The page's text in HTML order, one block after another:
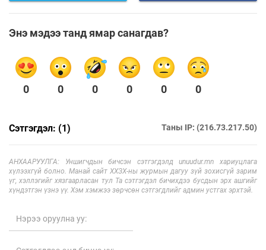
Энэ мэдээ танд ямар санагдав?
0 0 0 0 0 0
Сэтгэгдэл: (1) Таны IP: (216.73.217.50)
АНХААРУУЛГА: Уншигчдын бичсэн сэтгэгдэлд unuudur.mn хариуцлага
хүлээхгүй болно. Манай сайт ХХЗХ-ны журмын дагуу зүй зохисгүй зарим
үг, хэллэгийг хязгаарласан тул Та сэтгэгдэл бичихдээ бусдын эрх ашгийг
хүндэтгэн үзнэ үү. Хэм хэмжээ зөрчсөн сэтгэгдлийг админ устгах эрхтэй.